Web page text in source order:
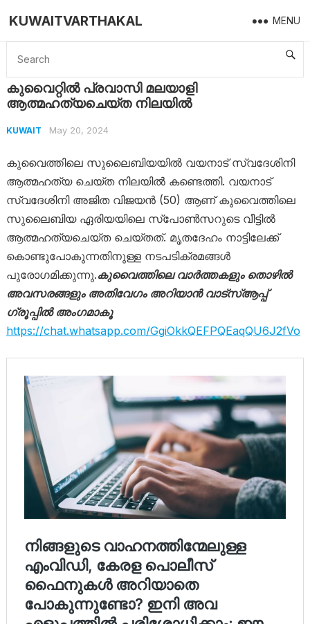
KUWAITVARTHAKAL MENU
Home Kuwait കുവൈറ്റിൽ പ്രവാസി മലയാളി ആത്മഹത്യചെയ്ത നിലയിൽ
കുവൈറ്റിൽ പ്രവാസി മലയാളി
ആത്മഹത്യചെയ്ത നിലയിൽ
KUWAIT May 20, 2024
കുവൈത്തിലെ സുലൈബിയയിൽ വയനാട് സ്വദേശിനി
ആത്മഹത്യ ചെയ്ത നിലയിൽ കണ്ടെത്തി. വയനാട്
സ്വദേശിനി അജിത വിജയൻ (50) ആണ് കുവൈത്തിലെ
സുലൈബിയ ഏരിയയിലെ സ്‌പോൺസറുടെ വീട്ടിൽ
ആത്മഹത്യചെയ്ത ചെയ്തത്. മൃതദേഹം നാട്ടിലേക്ക്
കൊണ്ടുപോകുന്നതിനുള്ള നടപടിക്രമങ്ങൾ
പുരോഗമിക്കുന്നു.കുവൈത്തിലെ വാർത്തകളും തൊഴിൽ
അവസരങ്ങളും അതിവേഗം അറിയാൻ വാട്സ്ആപ്പ്
ഗ്രൂപ്പിൽ അംഗമാകൂ
https://chat.whatsapp.com/GgiOkkQEFPQEaqQU6J2fVo